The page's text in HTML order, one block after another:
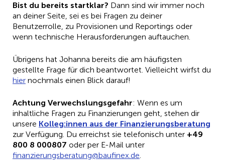
Bist du bereits startklar? Dann sind wir immer noch
an deiner Seite, sei es bei Fragen zu deiner
Benutzerrolle, zu Provisionen und Reportings oder
wenn technische Herausforderungen auftauchen.
Übrigens hat Johanna bereits die am häufigsten
gestellte Frage für dich beantwortet. Vielleicht wirfst du
hier nochmals einen Blick darauf!
Achtung Verwechslungsgefahr: Wenn es um
inhaltliche Fragen zu Finanzierungen geht, stehen dir
unsere Kolleg:innen aus der Finanzierungsberatung
zur Verfügung. Du erreichst sie telefonisch unter +49
800 8 000807 oder per E-Mail unter
ed.xe
nifua
b@gnu
tareb
sgnur
eizna
nif .